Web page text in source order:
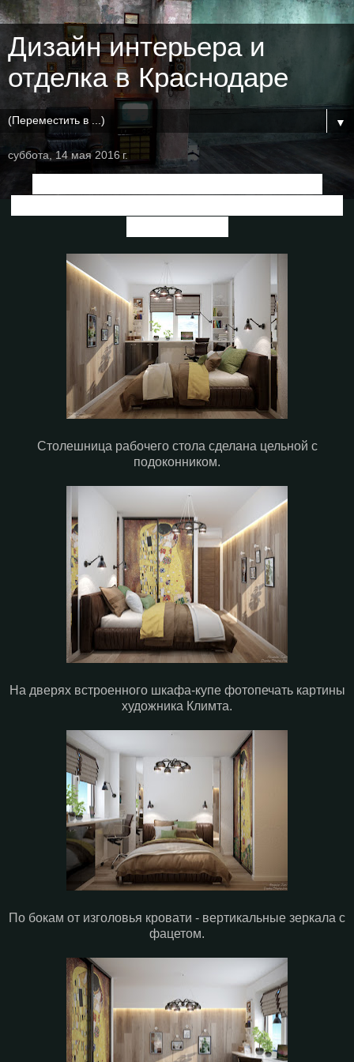
Дизайн интерьера и
отделка в Краснодаре
▼
суббота, 14 мая 2016 г.
Столешница рабочего стола сделана цельной с
подоконником.
На дверях встроенного шкафа-купе фотопечать картины
художника Климта.
По бокам от изголовья кровати - вертикальные зеркала с
фацетом.